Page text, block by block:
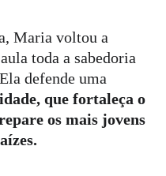
Maria voltou a
toda a sabedoria
defende uma
que fortaleça o
os mais jovens